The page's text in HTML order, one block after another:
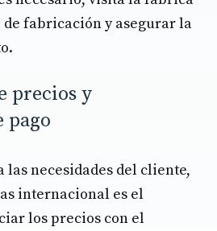
fabricación y asegurar la
precios y
pago
las necesidades del cliente,
internacional es el
los precios con el